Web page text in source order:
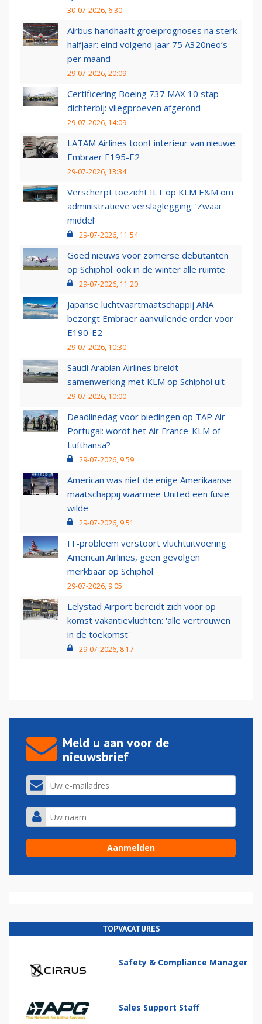
30-07-2026, 6:30
Airbus handhaaft groeiprognoses na sterk
halfjaar: eind volgend jaar 75 A320neo’s
per maand
29-07-2026, 20:09
Certificering Boeing 737 MAX 10 stap
dichterbij: vliegproeven afgerond
29-07-2026, 14:09
LATAM Airlines toont interieur van nieuwe
Embraer E195-E2
29-07-2026, 13:34
Verscherpt toezicht ILT op KLM E&M om
administratieve verslaglegging: ‘Zwaar
middel’
29-07-2026, 11:54
Goed nieuws voor zomerse debutanten
op Schiphol: ook in de winter alle ruimte
29-07-2026, 11:20
Japanse luchtvaartmaatschappij ANA
bezorgt Embraer aanvullende order voor
E190-E2
29-07-2026, 10:30
Saudi Arabian Airlines breidt
samenwerking met KLM op Schiphol uit
29-07-2026, 10:00
Deadlinedag voor biedingen op TAP Air
Portugal: wordt het Air France-KLM of
Lufthansa?
29-07-2026, 9:59
American was niet de enige Amerikaanse
maatschappij waarmee United een fusie
wilde
29-07-2026, 9:51
IT-probleem verstoort vluchtuitvoering
American Airlines, geen gevolgen
merkbaar op Schiphol
29-07-2026, 9:05
Lelystad Airport bereidt zich voor op
komst vakantievluchten: 'alle vertrouwen
in de toekomst'
29-07-2026, 8:17
Meld u aan voor de
nieuwsbrief
TOPVACATURES
Safety & Compliance Manager
Sales Support Staff